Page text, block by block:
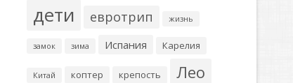
дети евротрип жизнь
замок зима Испания Карелия
Китай коптер крепость Лео